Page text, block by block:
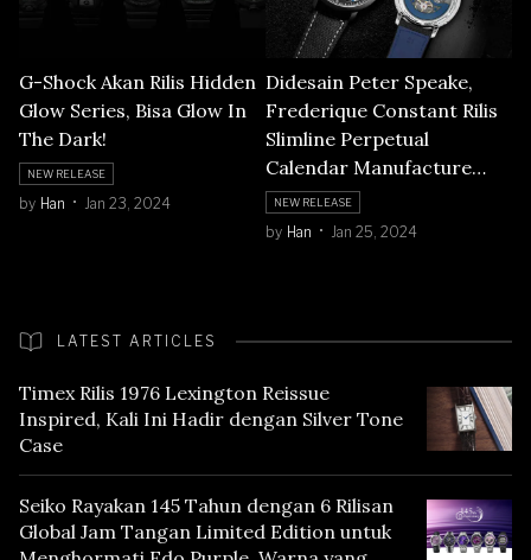
G-Shock Akan Rilis Hidden
Glow Series, Bisa Glow In
The Dark!
NEW RELEASE
by Han Jan 23, 2024
Didesain Peter Speake,
Frederique Constant Rilis
Slimline Perpetual
Calendar Manufacture
Skeleton
NEW RELEASE
by Han Jan 25, 2024
LATEST ARTICLES
Timex Rilis 1976 Lexington Reissue
Inspired, Kali Ini Hadir dengan Silver Tone
Case
Seiko Rayakan 145 Tahun dengan 6 Rilisan
Global Jam Tangan Limited Edition untuk